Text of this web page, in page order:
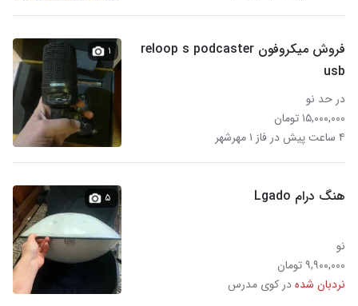
فروش میکروفون reloop s podcaster
usb
در حد نو
۱۵,۰۰۰,۰۰۰ تومان
۴ ساعت پیش در فاز ۱ مهرشهر
۱
هنگ درام Lgado
نو
۹,۹۰۰,۰۰۰ تومان
نردبان شدهدر کوی مدرس
۵